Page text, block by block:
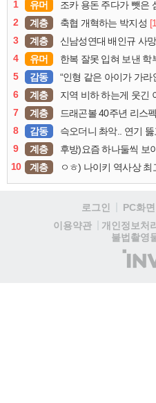
1 유머 조카 용돈 주다가 뺏은
2
계층 축협 개혁하는 박지성
3
계층 신남성연대 배인규 사
4
유머 한복 잘못 입혀 보낸 학
5
감동 “인형 같은 아이가 가라앉는데
6
계층 지역 비하 하는게 웃긴
7
계층 드래곤볼 40주년 리스
8
감동 슥오더니 촤악.. 연기 뚫고는
9
계층 후방)요즘 하나둘씩 보
10
계층 ㅇㅎ) 나이키 역사상
로그인 PC화면
이용약관
개인정보처
불법촬영